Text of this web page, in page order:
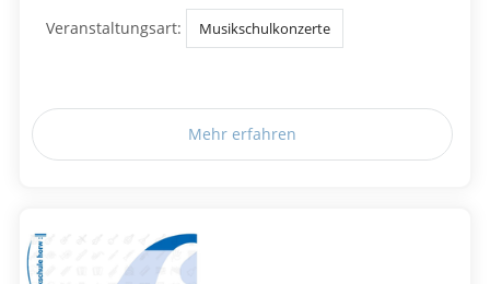
Veranstaltungsart: Musikschulkonzerte
Mehr erfahren